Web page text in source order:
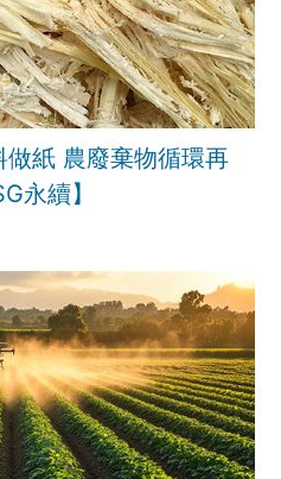
紙 農廢棄物循環再
永續】